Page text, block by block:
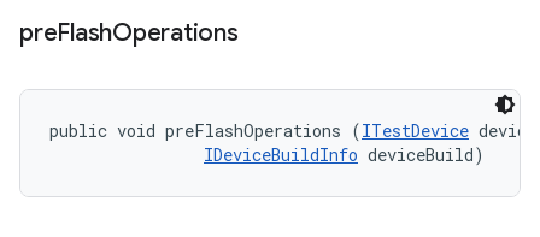
preFlashOperations
public void preFlashOperations (ITestDevice
IDeviceBuildInfo deviceBuild)